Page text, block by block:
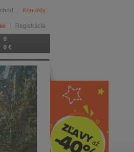
Kontakty
Registrácia
0
0 €